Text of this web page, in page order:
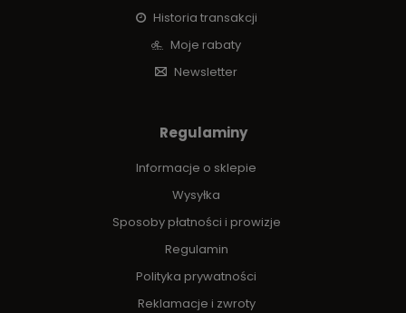
Historia transakcji
Moje rabaty
Newsletter
Regulaminy
Informacje o sklepie
Wysyłka
Sposoby płatności i prowizje
Regulamin
Polityka prywatności
Reklamacje i zwroty